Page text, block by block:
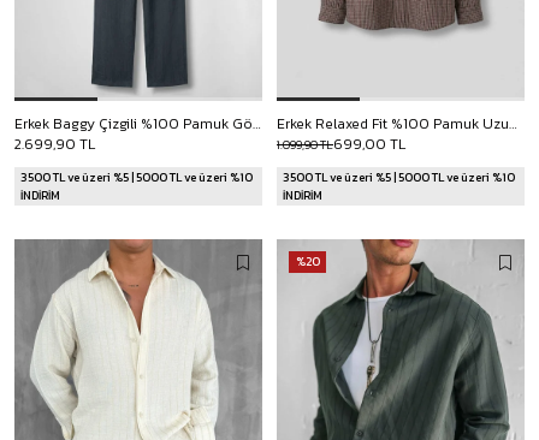
Erkek Baggy Çizgili %100 Pamuk Gömlek Pantolon İkili Takım Antrasit
2.699,90 TL
3500 TL ve üzeri %5 | 5000 TL ve üzeri %10
İNDİRİM
Erkek Relaxed Fit %100 Pamuk Uzun Kollu Kareli Gömlek Kahverengi
699,00 TL
1.099,90 TL
3500 TL ve üzeri %5 | 5000 TL ve üzeri %10
İNDİRİM
%20